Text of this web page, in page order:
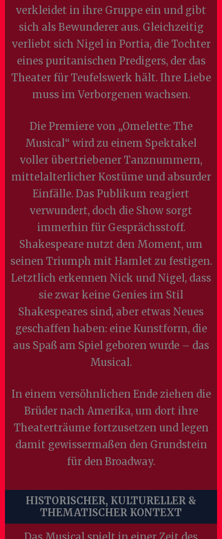
verkleidet in ihre Gruppe ein und gibt
sich als Bewunderer aus. Gleichzeitig
verliebt sich Nigel in Portia, die Tochter
eines puritanischen Predigers, der das
Theater für Teufelswerk hält. Ihre Liebe
muss im Verborgenen wachsen.
Die Premiere von „Omelette: The
Musical“ wird zu einem Spektakel
voller übertriebener Tanznummern,
mittelalterlicher Kostüme und absurder
Einfälle. Das Publikum reagiert
verwundert, doch die Show sorgt
immerhin für Gesprächsstoff.
Shakespeare nutzt den Moment, um
seinen Triumph mit Hamlet zu festigen.
Letztlich erkennen Nick und Nigel, dass
sie zwar keine Genies im Stil
Shakespeares sind, aber etwas Neues
geschaffen haben: eine Kunstform, die
aus Spaß am Spiel geboren wurde – das
Musical.
In einem versöhnlichen Ende ziehen die
Brüder nach Amerika, um dort ihre
Theaterträume fortzusetzen und legen
damit gewissermaßen den Grundstein
für den Broadway.
HISTORISCHER, KULTURELLER &
THEMATISCHER KONTEXT